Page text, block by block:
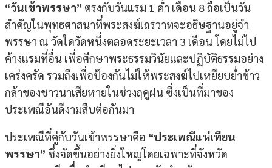
“วันเข้าพรรษา” ตรงกับวันแรม 1 ค่ำ เดือน 8 ถือเป็นวัน
สำคัญในพุทธศาสนาที่พระสงฆ์เถรวาทจะอธิษฐานอยู่จำ
พรรษา ณ วัดใดวัดหนึ่งตลอดระยะเวลา 3 เดือน โดยไม่ไป
ค้างแรมที่อื่น เพื่อศึกษาพระธรรมวินัยและปฏิบัติธรรมอย่าง
เคร่งครัด รวมถึงเพื่อป้องกันไม่ให้พระสงฆ์ไปเหยียบย่ำข้าว
กล้าของชาวนาเสียหายในช่วงฤดูฝน ซึ่งเป็นที่มาของ
ประเพณีอันดีงามสืบต่อกันมา
ประเพณีที่คู่กับวันเข้าพรรษาคือ “ประเพณีแห่เทียน
พรรษา” ซึ่งจัดขึ้นอย่างยิ่งใหญ่โดยเฉพาะที่จังหวัด